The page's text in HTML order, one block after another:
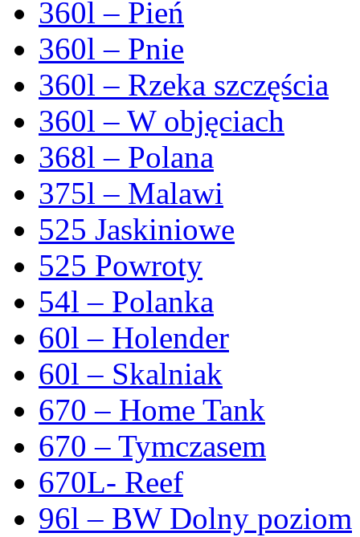
360l – Pień
360l – Pnie
360l – Rzeka szczęścia
360l – W objęciach
368l – Polana
375l – Malawi
525 Jaskiniowe
525 Powroty
54l – Polanka
60l – Holender
60l – Skalniak
670 – Home Tank
670 – Tymczasem
670L- Reef
96l – BW Dolny poziom